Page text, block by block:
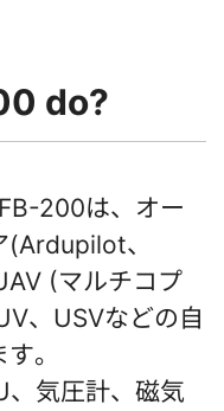
do?
200は、オー
、
(マルチコプ
、USVなどの自
。
、気圧計、磁気